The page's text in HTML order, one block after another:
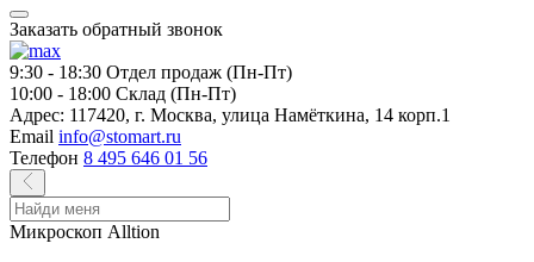
Заказать обратный звонок
9:30 - 18:30 Отдел продаж (Пн-Пт)
10:00 - 18:00 Склад (Пн-Пт)
Адрес: 117420, г. Москва, улица Намёткина, 14 корп.1
Email info@stomart.ru
Телефон 8 495 646 01 56
Микроскоп Alltion